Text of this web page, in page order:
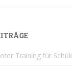
Training für